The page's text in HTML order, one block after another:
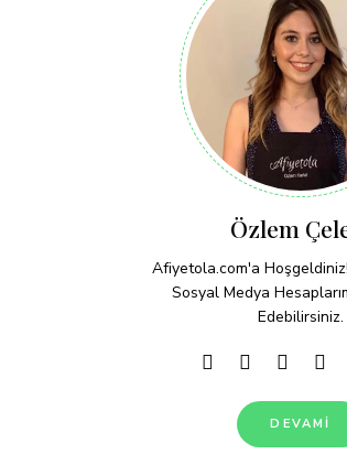
Özlem
Afiyetola.com'a
Sosyal Medya
Edebilirsiniz.
DEVAMI